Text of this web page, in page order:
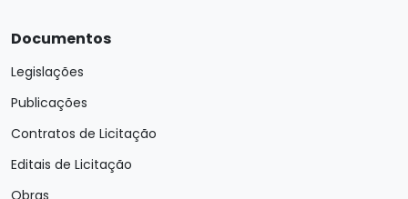
Documentos
Legislações
Publicações
Contratos de Licitação
Editais de Licitação
Obras